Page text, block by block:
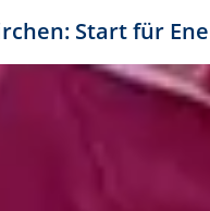
Start für